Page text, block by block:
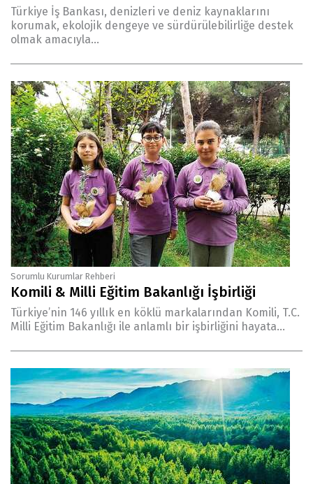
Türkiye İş Bankası, denizleri ve deniz kaynaklarını
korumak, ekolojik dengeye ve sürdürülebilirliğe destek
olmak amacıyla...
Sorumlu Kurumlar Rehberi
Komili & Milli Eğitim Bakanlığı İşbirliği
Türkiye’nin 146 yıllık en köklü markalarından Komili, T.C.
Milli Eğitim Bakanlığı ile anlamlı bir işbirliğini hayata...